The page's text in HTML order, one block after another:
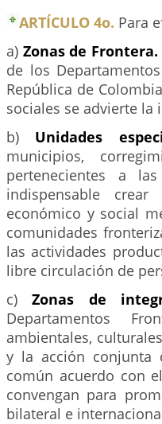
ARTÍCULO 4o. Para
a) Zonas de Frontera.
de los
República de
sociales se advierte
b) Unidades
municipios,
pertenecientes a
indispensable
económico y social
comunidades
las actividades
libre circulación de
c)Zonas de
Departamentos
ambientales,
y la acción conjunta
común acuerdo con
convengan para
bilateral e